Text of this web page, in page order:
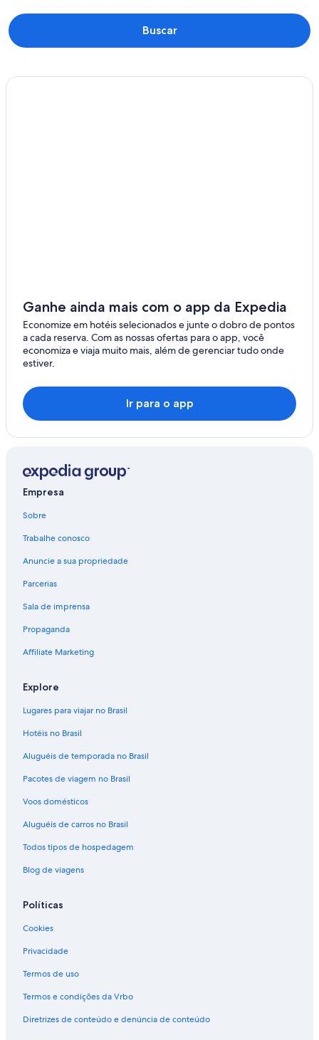
Buscar
Ganhe ainda mais com o app da Expedia
Economize em hotéis selecionados e junte o dobro de pontos
a cada reserva. Com as nossas ofertas para o app, você
economiza e viaja muito mais, além de gerenciar tudo onde
estiver.
Ir para o app
Empresa
Sobre
Trabalhe conosco
Anuncie a sua propriedade
Parcerias
Sala de imprensa
Propaganda
Affiliate Marketing
Explore
Lugares para viajar no Brasil
Hotéis no Brasil
Aluguéis de temporada no Brasil
Pacotes de viagem no Brasil
Voos domésticos
Aluguéis de carros no Brasil
Todos tipos de hospedagem
Blog de viagens
Políticas
Cookies
Privacidade
Termos de uso
Termos e condições da Vrbo
Diretrizes de conteúdo e denúncia de conteúdo